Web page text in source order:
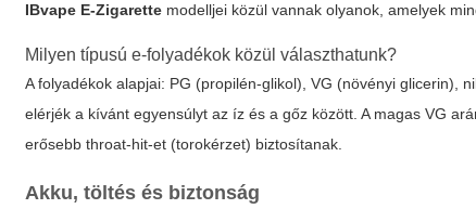
IBvape E-Zigarette modelljei közül vannak olyanok, amelyek
Milyen típusú e-folyadékok közül választhatunk?
A folyadékok alapjai: PG (propilén-glikol), VG (növényi glicerin),
elérjék a kívánt egyensúlyt az íz és a gőz között. A magas VG
erősebb throat-hit-et (torokérzet) biztosítanak.
Akku, töltés és biztonság